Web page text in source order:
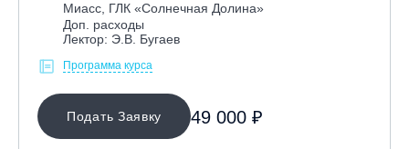
Миасс, ГЛК «Солнечная Долина»
Доп. расходы
Лектор: Э.В. Бугаев
Программа курса
Подать Заявку 49 000 ₽